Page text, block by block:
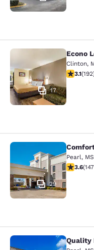
Econo Lodge
17
Econo
Clinton,
3.1(192
Comfort Inn
29
Pearl, MS
3.6(
Quality Inn &
Quality